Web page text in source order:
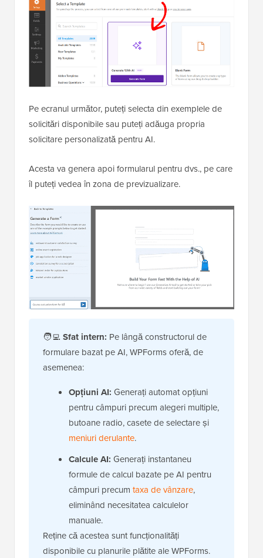
Pe ecranul următor, puteți selecta din exemplele de
solicitări disponibile sau puteți adăuga propria
solicitare personalizată pentru AI.
Acesta va genera apoi formularul pentru dvs., pe care
îl puteți vedea în zona de previzualizare.
🧑‍💻 Sfat intern: Pe lângă constructorul de
formulare bazat pe AI, WPForms oferă, de
asemenea:
Opțiuni AI: Generați automat opțiuni
pentru câmpuri precum alegeri multiple,
butoane radio, casete de selectare și
meniuri derulante.
Calcule AI: Generați instantaneu
formule de calcul bazate pe AI pentru
câmpuri precum taxa de vânzare,
eliminând necesitatea calculelor
manuale.
Reține că acestea sunt funcționalități
disponibile cu planurile plătite ale WPForms.